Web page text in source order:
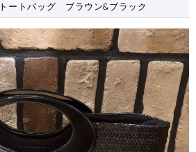
ートバッグ ブラウン&ブラック